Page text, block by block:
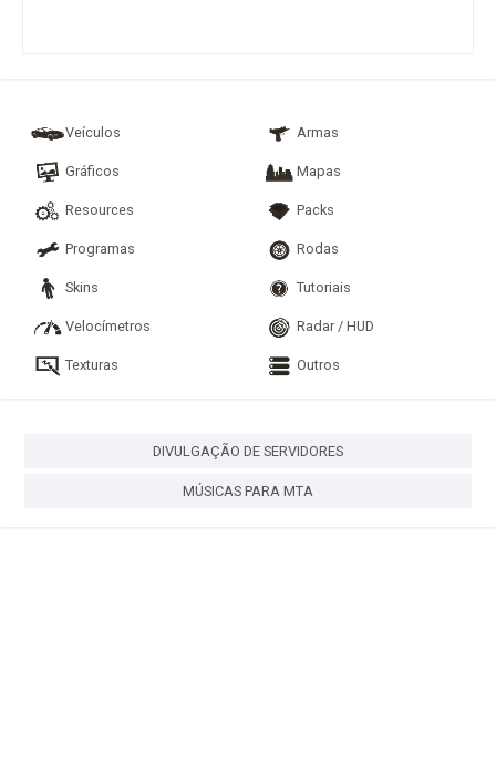
Veículos Armas
Gráficos Mapas
Resources Packs
Programas Rodas
Skins Tutoriais
Velocímetros Radar / HUD
Texturas Outros
DIVULGAÇÃO DE SERVIDORES
MÚSICAS PARA MTA